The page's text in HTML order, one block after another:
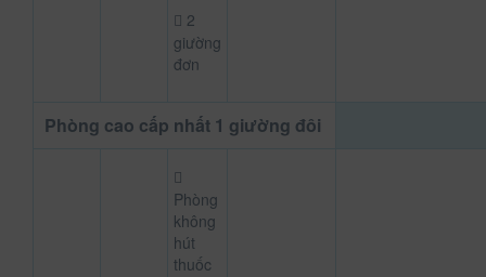
2
giường
đơn
Phòng cao cấp nhất 1 giường đôi
Phòng
không
hút
thuốc